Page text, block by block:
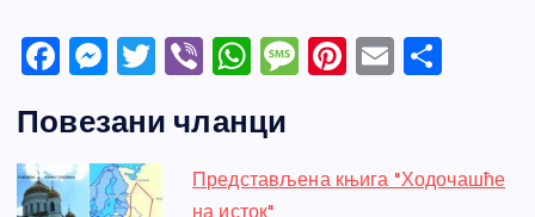
F
c
e
M
ss
e
T
itt
er
Vi
er
W
at
s
M
a
Pi
e
E
e
Повезани чланци
Представљена књига "Ходочашће
на исток"